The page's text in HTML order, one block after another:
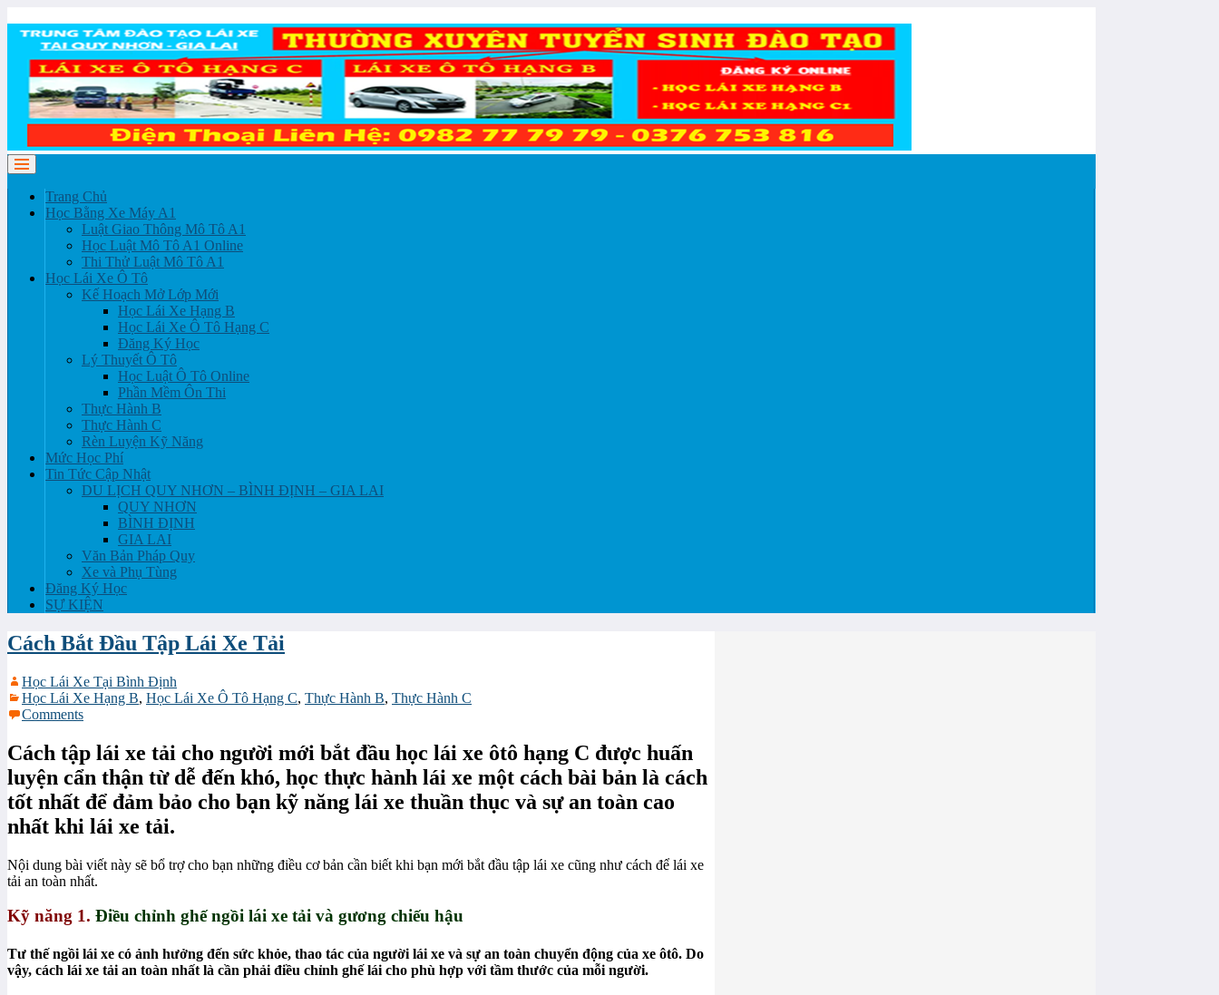
Trang Chủ
Học Bằng Xe Máy A1
Luật Giao Thông Mô Tô A1
Học Luật Mô Tô A1 Online
Thi Thử Luật Mô Tô A1
Học Lái Xe Ô Tô
Kế Hoạch Mở Lớp Mới
Học Lái Xe Hạng B
Học Lái Xe Ô Tô Hạng C
Đăng Ký Học
Lý Thuyết Ô Tô
Học Luật Ô Tô Online
Phần Mềm Ôn Thi
Thực Hành B
Thực Hành C
Rèn Luyện Kỹ Năng
Mức Học Phí
Tin Tức Cập Nhật
DU LỊCH QUY NHƠN – BÌNH ĐỊNH – GIA LAI
QUY NHƠN
BÌNH ĐỊNH
GIA LAI
Văn Bản Pháp Quy
Xe và Phụ Tùng
Đăng Ký Học
SỰ KIỆN
Cách Bắt Đầu Tập Lái Xe Tải
Học Lái Xe Tại Bình Định
Học Lái Xe Hạng B, Học Lái Xe Ô Tô Hạng C, Thực Hành B, Thực Hành C
Comments
Cách tập lái xe tải cho người mới bắt đầu học lái xe ôtô hạng C được huấn
luyện cẩn thận từ dễ đến khó, học thực hành lái xe một cách bài bản là cách
tốt nhất để đảm bảo cho bạn kỹ năng lái xe thuần thục và sự an toàn cao
nhất khi lái xe tải.
Nội dung bài viết này sẽ bổ trợ cho bạn những điều cơ bản cần biết khi bạn mới bắt đầu tập lái xe cũng như cách để lái xe
tải an toàn nhất.
Kỹ năng 1. Điều chỉnh ghế ngồi lái xe tải và gương chiếu hậu
Tư thế ngồi lái xe có ảnh hưởng đến sức khỏe, thao tác của người lái xe và sự an toàn chuyển động của xe ôtô. Do
vậy, cách lái xe tải an toàn nhất là cần phải điều chỉnh ghế lái cho phù hợp với tầm thước của mỗi người.